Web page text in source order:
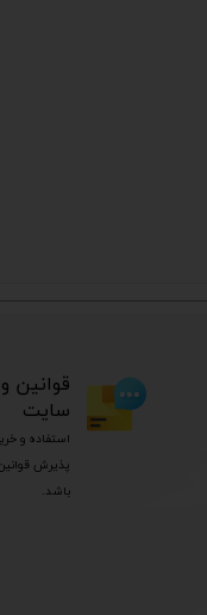
​قوانین
سایت
استفاده و
پذیرش
باشد.